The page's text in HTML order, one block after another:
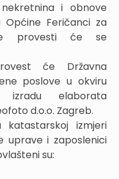
i obnove
Općine Feričanci za
provesti će se
će Državna
poslove u okviru
elaborata
d.o.o. Zagreb.
izmjeri
uprave i zaposlenici
su: